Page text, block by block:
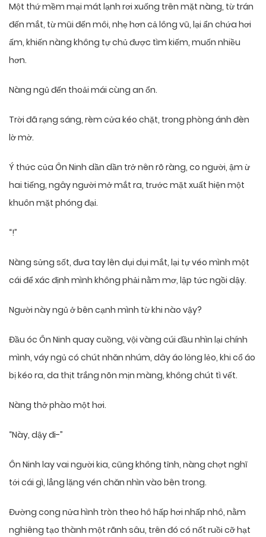
Một thứ mềm mại mát lạnh rơi xuống trên mặt nàng, từ trán
đến mắt, từ mũi đến môi, nhẹ hơn cả lông vũ, lại ẩn chứa hơi
ấm, khiến nàng không tự chủ được tìm kiếm, muốn nhiều
hơn.
Nàng ngủ đến thoải mái cùng an ổn.
Trời đã rạng sáng, rèm cửa kéo chặt, trong phòng ánh đèn
lờ mờ.
Ý thức của Ôn Ninh dần dần trở nên rõ ràng, co người, ậm ừ
hai tiếng, ngây người mở mắt ra, trước mặt xuất hiện một
khuôn mặt phóng đại.
“!”
Nàng sửng sốt, đưa tay lên dụi dụi mắt, lại tự véo mình một
cái để xác định mình không phải nằm mơ, lập tức ngồi dậy.
Người này ngủ ở bên cạnh mình từ khi nào vậy?
Đầu óc Ôn Ninh quay cuồng, vội vàng cúi đầu nhìn lại chính
mình, váy ngủ có chút nhăn nhúm, dây áo lỏng lẻo, khi cổ áo
bị kéo ra, da thịt trắng nõn mịn màng, không chút tì vết.
Nàng thở phào một hơi.
“Này, dậy đi-”
Ôn Ninh lay vai người kia, cũng không tỉnh, nàng chợt nghĩ
tới cái gì, lẳng lặng vén chăn nhìn vào bên trong.
Đường cong nửa hình tròn theo hô hấp hơi nhấp nhô, nằm
nghiêng tạo thành một rãnh sâu, trên đó có nốt ruồi cỡ hạt